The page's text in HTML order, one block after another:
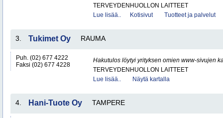
TERVEYDENHUOLLON LAITTEET
Lue lisää..
Kotisivut Tuotteet ja palvelut
3. Tukimet Oy RAUMA
Puh. (02) 677 4222
Faksi (02) 677 4228
Hakutulos löytyi yrityksen omien www-sivujen
TERVEYDENHUOLLON LAITTEET
Lue lisää..
Näytä kartalla
4. Hani-Tuote Oy TAMPERE